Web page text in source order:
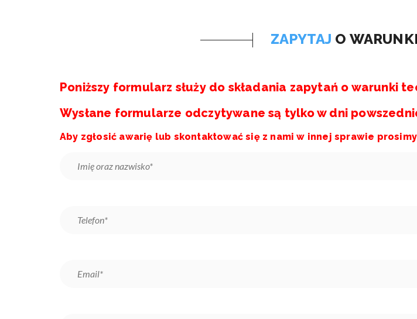
ZAPYTAJ O
Poniższy formularz służy do składania zapytań o warunki
Wysłane formularze odczytywane są tylko w dni
Aby zgłosić awarię lub skontaktować się z nami w innej sprawie